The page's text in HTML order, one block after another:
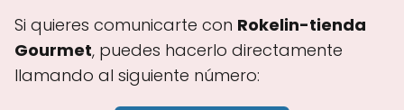
Si quieres comunicarte con Rokelin-tienda
Gourmet, puedes hacerlo directamente
llamando al siguiente número: